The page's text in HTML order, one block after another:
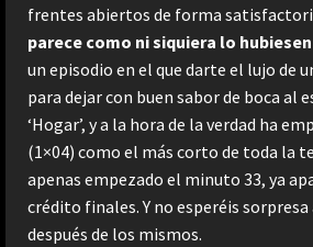
frentes abiertos de forma
parece como ni siquiera lo
un episodio en el que darte el lujo de
para dejar con buen sabor de boca al
‘Hogar’, y a la hora de la verdad ha
(1×04) como el más corto de toda la
apenas empezado el minuto 33, ya
crédito finales. Y no esperéis
después de los mismos.